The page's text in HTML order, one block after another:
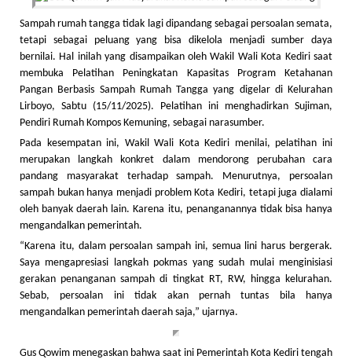
Sampah rumah tangga tidak lagi dipandang sebagai persoalan semata,
tetapi sebagai peluang yang bisa dikelola menjadi sumber daya
bernilai. Hal inilah yang disampaikan oleh Wakil Wali Kota Kediri saat
membuka Pelatihan Peningkatan Kapasitas Program Ketahanan
Pangan Berbasis Sampah Rumah Tangga yang digelar di Kelurahan
Lirboyo, Sabtu (15/11/2025). Pelatihan ini menghadirkan Sujiman,
Pendiri Rumah Kompos Kemuning, sebagai narasumber.
Pada kesempatan ini, Wakil Wali Kota Kediri menilai, pelatihan ini
merupakan langkah konkret dalam mendorong perubahan cara
pandang masyarakat terhadap sampah. Menurutnya, persoalan
sampah bukan hanya menjadi problem Kota Kediri, tetapi juga dialami
oleh banyak daerah lain. Karena itu, penanganannya tidak bisa hanya
mengandalkan pemerintah.
“Karena itu, dalam persoalan sampah ini, semua lini harus bergerak.
Saya mengapresiasi langkah pokmas yang sudah mulai menginisiasi
gerakan penanganan sampah di tingkat RT, RW, hingga kelurahan.
Sebab, persoalan ini tidak akan pernah tuntas bila hanya
mengandalkan pemerintah daerah saja,” ujarnya.
Gus Qowim menegaskan bahwa saat ini Pemerintah Kota Kediri tengah